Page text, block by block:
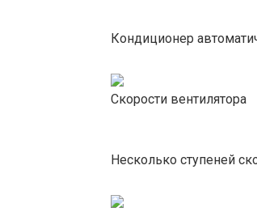
Кондиционер
Скорости вентилятора
Несколько ступеней